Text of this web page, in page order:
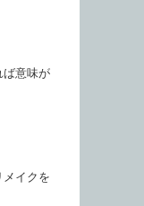
ば意味が
メイクを